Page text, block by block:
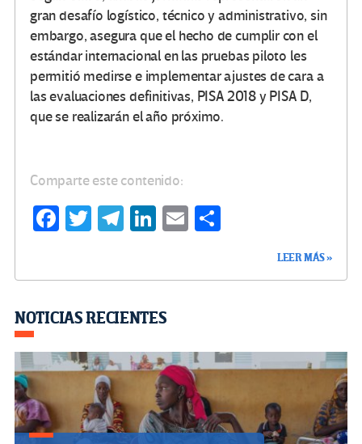
gran desafío logístico, técnico y administrativo, sin
embargo, asegura que el hecho de cumplir con el
estándar internacional en las pruebas piloto les
permitió medirse e implementar ajustes de cara a
las evaluaciones definitivas, PISA 2018 y PISA D,
que se realizarán el año próximo.
Comparte este contenido:
Fa
o
k
T
Te
m
Li
n
E
tir
LEER MÁS »
NOTICIAS RECIENTES